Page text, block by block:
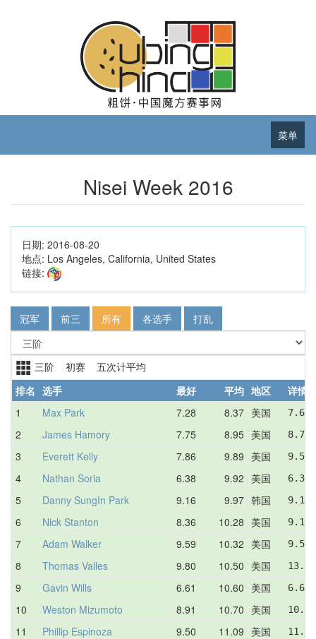
菜单
Nisei Week 2016
日期: 2016-08-20
地点: Los Angeles, California, United States
链接:
冠军 前三 所有 各选手 打乱
三阶 初赛 五次计平均
排名 选手 最好 平均 地区
详情
1
Max Park 7.28 8.37 美国
2 James Hamory 7.75 8.95 美国
3 Everett Kelly 7.86 9.89 美国
4 Nathan Soria 6.38 9.92 美国
5 Danny SungIn Park 9.16 9.97 韩国
6 Nick Stanton 8.36 10.28 美国
7 Adam Walker 9.59 10.32 美国
8 Thomas Valles 9.80 10.50 美国
9 Gavin Wills 6.61 10.60 美国
10 Weston Mizumoto 8.91 10.70 美国
11 Phillip Espinoza 9.50 11.09 美国